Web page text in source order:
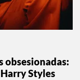
obsesionadas:
Styles